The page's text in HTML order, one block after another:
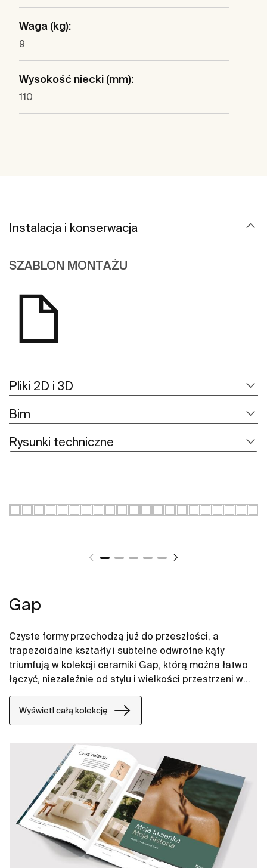
Waga (kg):
9
Wysokość niecki (mm):
110
Instalacja i konserwacja
SZABLON MONTAŻU
Pliki 2D i 3D
Bim
Rysunki techniczne
Gap
Czyste formy przechodzą już do przeszłości, a
trapezoidalne kształty i subtelne odwrotne kąty
triumfują w kolekcji ceramiki Gap, którą można łatwo
łączyć, niezależnie od stylu i wielkości przestrzeni w
łazience. W naszych propozycjach znajdują się między
innymi umywalki Gap, miski WC Gap, deski WC i bidety
Gap.
Wyświetl całą kolekcję